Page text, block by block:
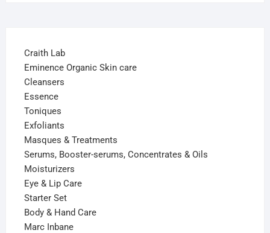
Craith Lab
Eminence Organic Skin care
Cleansers
Essence
Toniques
Exfoliants
Masques & Treatments
Serums, Booster-serums, Concentrates & Oils
Moisturizers
Eye & Lip Care
Starter Set
Body & Hand Care
Marc Inbane